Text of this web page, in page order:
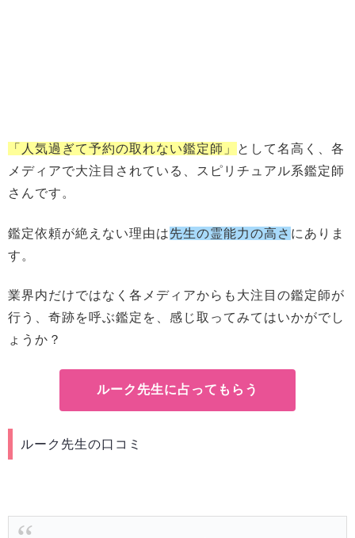
「人気過ぎて予約の取れない鑑定師」
として名高く、各
メディアで大注目されている、スピリチュアル系鑑定師
さんです。
鑑定依頼が絶えない理由は先生の霊能力の高さ にありま
す。
業界内だけではなく各メディアからも大注目の鑑定師が
行う、奇跡を呼ぶ鑑定を、感じ取ってみてはいかがでし
ょうか？
ルーク先生に占ってもらう
ルーク先生の口コミ